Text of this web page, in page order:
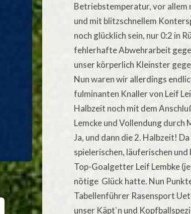
Betriebstemperatur, vor allem
und mit blitzschnellem
noch glücklich sein, nur 0:2 in
fehlerhafte Abwehrarbeit
unser körperlich Kleinster
Nun waren wir allerdings
fulminanten Knaller von Leif
Halbzeit noch mit dem
Lemcke und Vollendung durch
Ja, und dann die 2. Halbzeit!
spielerischen, läuferischen
Top-Goalgetter Leif Lembke
nötige Glück hatte. Nun
Tabellenführer Rasensport
unser Käpt`n und